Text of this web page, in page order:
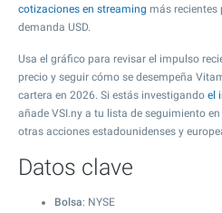
cotizaciones en streaming más recientes
demanda USD.
Usa el gráfico para revisar el impulso
precio y seguir cómo se desempeña
cartera en 2026. Si estás investigando el
añade VSI.ny a tu lista de seguimiento
otras acciones estadounidenses y
Datos clave
Bolsa: NYSE